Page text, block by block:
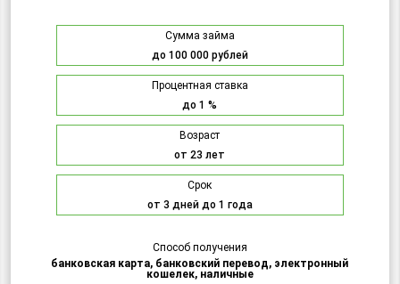
Сумма займа
до 100 000 рублей
Процентная ставка
до 1 %
Возраст
от 23 лет
Срок
от 3 дней до 1 года
Способ получения
банковская карта, банковский перевод, электронный
кошелек, наличные